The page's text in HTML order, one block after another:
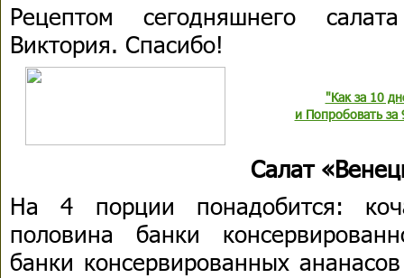
Рецептом сегодняшнего
Виктория. Спасибо!
"Как за 10
и Попробовать
Салат
На 4 порции понадобится:
половина банки
банки консервированных